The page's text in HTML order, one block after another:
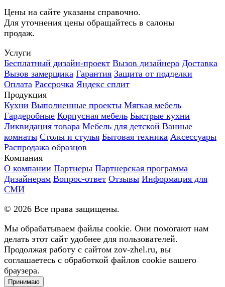
Цены на сайте указаны справочно.
Для уточнения цены обращайтесь в салоны
продаж.
Услуги
Бесплатный дизайн-проект Вызов дизайнера Доставка
Вызов замерщика Гарантия Защита от подделки
Оплата Рассрочка Яндекс сплит
Продукция
Кухни Выполненные проекты Мягкая мебель
Гардеробные Корпусная мебель Быстрые кухни
Ликвидация товара Мебель для детской Ванные
комнаты Столы и стулья Бытовая техника Аксессуары
Распродажа образцов
Компания
О компании Партнеры Партнерская программа
Дизайнерам Вопрос-ответ Отзывы Информация для
СМИ
© 2026 Все права защищены.
Мы обрабатываем файлы cookie. Они помогают нам
делать этот сайт удобнее для пользователей.
Продолжая работу с сайтом zov-zhel.ru, вы
соглашаетесь с обработкой файлов cookie вашего
браузера.
Принимаю